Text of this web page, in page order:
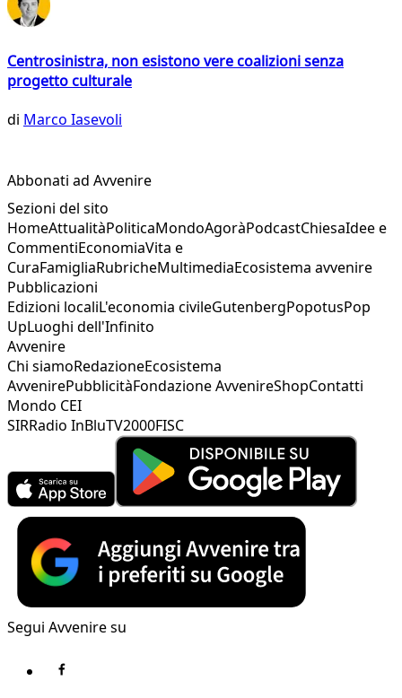
Centrosinistra, non esistono vere coalizioni senza
progetto culturale
di Marco Iasevoli
Abbonati ad Avvenire
Sezioni del sito
HomeAttualitàPoliticaMondoAgoràPodcastChiesaIdee e
CommentiEconomiaVita e
CuraFamigliaRubricheMultimediaEcosistema avvenire
Pubblicazioni
Edizioni localiL'economia civileGutenbergPopotusPop
UpLuoghi dell'Infinito
Avvenire
Chi siamoRedazioneEcosistema
AvvenirePubblicitàFondazione AvvenireShopContatti
Mondo CEI
SIRRadio InBluTV2000FISC
Segui Avvenire su